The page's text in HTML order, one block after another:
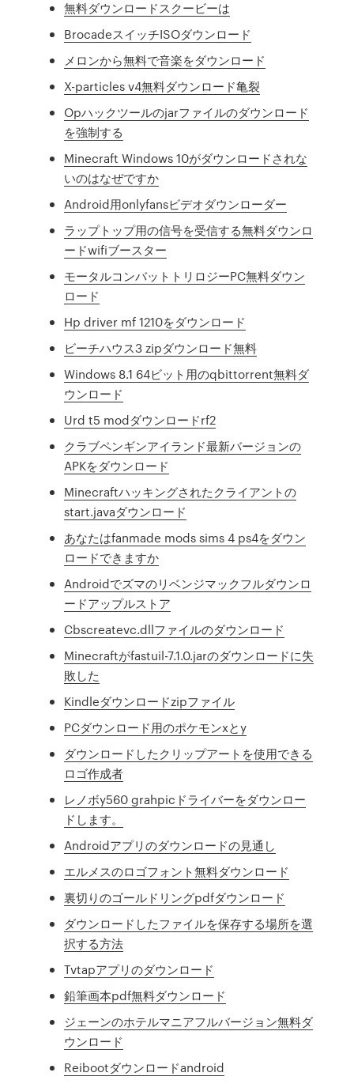
無料ダウンロードスクービーは
BrocadeスイッチISOダウンロード
メロンから無料で音楽をダウンロード
X-particles v4無料ダウンロード亀裂
Opハックツールのjarファイルのダウンロード
を強制する
Minecraft Windows 10がダウンロードされな
いのはなぜですか
Android用onlyfansビデオダウンローダー
ラップトップ用の信号を受信する無料ダウンロ
ードwifiブースター
モータルコンバットトリロジーPC無料ダウン
ロード
Hp driver mf 1210をダウンロード
ビーチハウス3 zipダウンロード無料
Windows 8.1 64ビット用のqbittorrent無料ダ
ウンロード
Urd t5 modダウンロードrf2
クラブペンギンアイランド最新バージョンの
APKをダウンロード
Minecraftハッキングされたクライアントの
start.javaダウンロード
あなたはfanmade mods sims 4 ps4をダウン
ロードできますか
Androidでズマのリベンジマックフルダウンロ
ードアップルストア
Cbscreatevc.dllファイルのダウンロード
Minecraftがfastuil-7.1.0.jarのダウンロードに失
敗した
Kindleダウンロードzipファイル
PCダウンロード用のポケモンxとy
ダウンロードしたクリップアートを使用できる
ロゴ作成者
レノボy560 grahpicドライバーをダウンロー
ドします。
Androidアプリのダウンロードの見通し
エルメスのロゴフォント無料ダウンロード
裏切りのゴールドリングpdfダウンロード
ダウンロードしたファイルを保存する場所を選
択する方法
Tvtapアプリのダウンロード
鉛筆画本pdf無料ダウンロード
ジェーンのホテルマニアフルバージョン無料ダ
ウンロード
Reibootダウンロードandroid